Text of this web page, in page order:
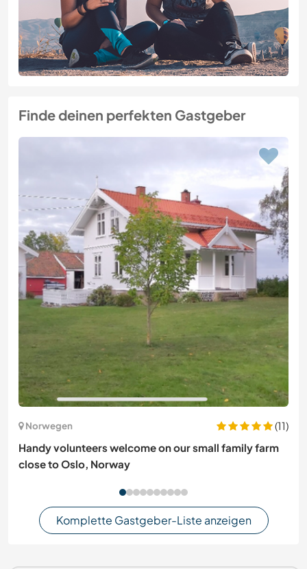
Finde deinen perfekten Gastgeber
Norwegen
(11)
Handy volunteers welcome on our small family farm
close to Oslo, Norway
Komplette Gastgeber-Liste anzeigen